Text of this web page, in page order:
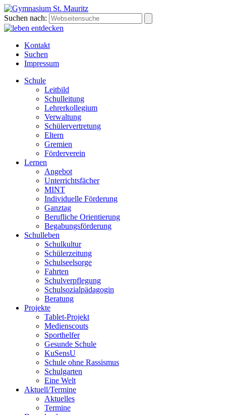
Suchen nach:
Kontakt
Suchen
Impressum
Schule
Leitbild
Schulleitung
Lehrerkollegium
Verwaltung
Schülervertretung
Eltern
Gremien
Förderverein
Lernen
Angebot
Unterrichtsfächer
MINT
Individuelle Förderung
Ganztag
Berufliche Orientierung
Begabungsförderung
Schulleben
Schulkultur
Schülerzeitung
Schulseelsorge
Fahrten
Schulverpflegung
Schulsozialpädagogin
Beratung
Projekte
Tablet-Projekt
Medienscouts
Sporthelfer
Gesunde Schule
KuSensU
Schule ohne Rassismus
Schulgarten
Eine Welt
Aktuell/Termine
Aktuelles
Termine